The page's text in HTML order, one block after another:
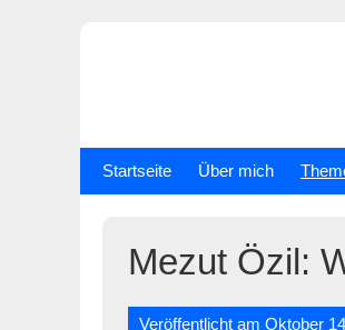
Startseite Über mich
Mezut Özil:
Veröffentlicht amOktober